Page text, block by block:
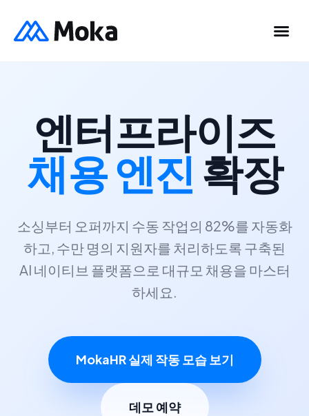
엔터프라이즈
채용 엔진 확장
소싱부터 오퍼까지 수동 작업의 82%를 자동화
하고, 수만 명의 지원자를 처리하도록 구축된
AI 네이티브 플랫폼으로 대규모 채용을 마스터
하세요.
MokaHR 실제 작동 모습 보기
데모 예약